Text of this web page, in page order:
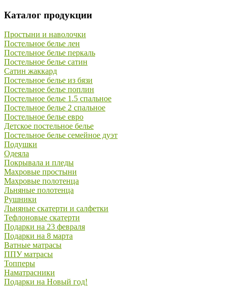
Каталог продукции
Простыни и наволочки
Постельное белье лен
Постельное белье перкаль
Постельное белье сатин
Сатин жаккард
Постельное белье из бязи
Постельное белье поплин
Постельное белье 1.5 спальное
Постельное белье 2 спальное
Постельное белье евро
Детское постельное белье
Постельное белье семейное дуэт
Подушки
Одеяла
Покрывала и пледы
Махровые простыни
Махровые полотенца
Льняные полотенца
Рушники
Льняные скатерти и салфетки
Тефлоновые скатерти
Подарки на 23 февраля
Подарки на 8 марта
Ватные матрасы
ППУ матрасы
Топперы
Наматрасники
Подарки на Новый год!